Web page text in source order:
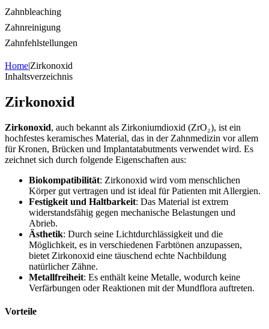
Zahnbleaching
Zahnreinigung
Zahnfehlstellungen
Home|Zirkonoxid
Inhaltsverzeichnis
Zirkonoxid
Zirkonoxid, auch bekannt als Zirkoniumdioxid (ZrO₂), ist ein
hochfestes keramisches Material, das in der Zahnmedizin vor allem
für Kronen, Brücken und Implantatabutments verwendet wird. Es
zeichnet sich durch folgende Eigenschaften aus:
Biokompatibilität: Zirkonoxid wird vom menschlichen
Körper gut vertragen und ist ideal für Patienten mit Allergien.
Festigkeit und Haltbarkeit: Das Material ist extrem
widerstandsfähig gegen mechanische Belastungen und
Abrieb.
Ästhetik: Durch seine Lichtdurchlässigkeit und die
Möglichkeit, es in verschiedenen Farbtönen anzupassen,
bietet Zirkonoxid eine täuschend echte Nachbildung
natürlicher Zähne.
Metallfreiheit: Es enthält keine Metalle, wodurch keine
Verfärbungen oder Reaktionen mit der Mundflora auftreten.
Vorteile